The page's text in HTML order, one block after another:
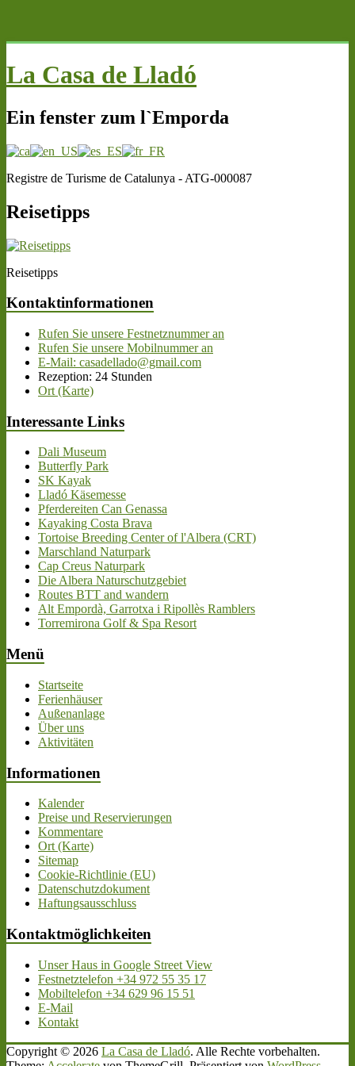
La Casa de Lladó
Ein fenster zum l`Emporda
Registre de Turisme de Catalunya - ATG-000087
Reisetipps
Reisetipps
Kontaktinformationen
Rufen Sie unsere Festnetznummer an
Rufen Sie unsere Mobilnummer an
E-Mail: casadellado@gmail.com
Rezeption: 24 Stunden
Ort (Karte)
Interessante Links
Dali Museum
Butterfly Park
SK Kayak
Lladó Käsemesse
Pferdereiten Can Genassa
Kayaking Costa Brava
Tortoise Breeding Center of l'Albera (CRT)
Marschland Naturpark
Cap Creus Naturpark
Die Albera Naturschutzgebiet
Routes BTT and wandern
Alt Empordà, Garrotxa i Ripollès Ramblers
Torremirona Golf & Spa Resort
Menü
Startseite
Ferienhäuser
Außenanlage
Über uns
Aktivitäten
Informationen
Kalender
Preise und Reservierungen
Kommentare
Ort (Karte)
Sitemap
Cookie-Richtlinie (EU)
Datenschutzdokument
Haftungsausschluss
Kontaktmöglichkeiten
Unser Haus in Google Street View
Festnetztelefon +34 972 55 35 17
Mobiltelefon +34 629 96 15 51
E-Mail
Kontakt
Copyright © 2026 La Casa de Lladó. Alle Rechte vorbehalten.